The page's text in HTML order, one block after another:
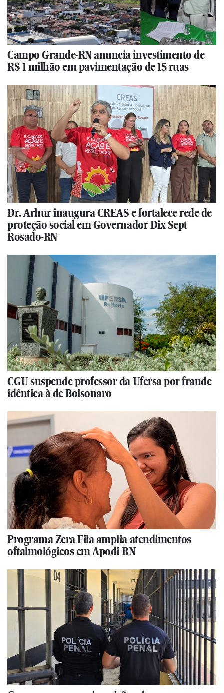
Campo Grande-RN anuncia investimento de
R$ 1 milhão em pavimentação de 15 ruas
Dr. Arhur inaugura CREAS e fortalece rede de
proteção social em Governador Dix Sept
Rosado-RN
CGU suspende professor da Ufersa por fraude
idêntica à de Bolsonaro
Programa Zera Fila amplia atendimentos
oftalmológicos em Apodi-RN